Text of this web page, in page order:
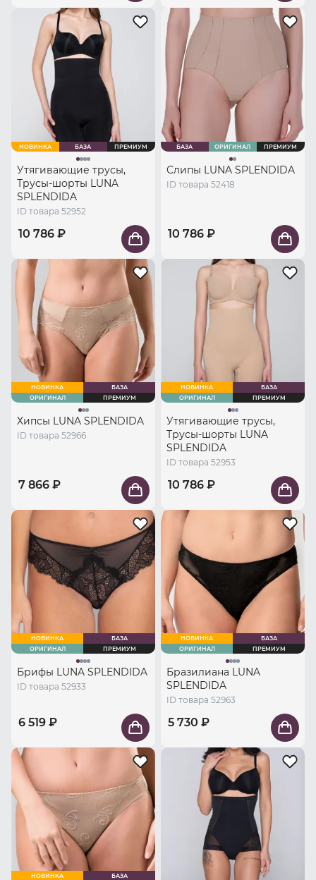
НОВИНКА БАЗА ПРЕМИУМ
Утягивающие трусы,
Трусы-шорты LUNA
SPLENDIDA
ID товара 52952
10 786 ₽
БАЗА ОРИГИНАЛ ПРЕМИУМ
Слипы LUNA SPLENDIDA
ID товара 52418
10 786 ₽
НОВИНКА
БАЗА
ОРИГИНАЛ
ПРЕМИУМ
Хипсы LUNA SPLENDIDA
ID товара 52966
7 866 ₽
НОВИНКА
БАЗА
ОРИГИНАЛ
ПРЕМИУМ
Утягивающие трусы,
Трусы-шорты LUNA
SPLENDIDA
ID товара 52953
10 786 ₽
НОВИНКА
БАЗА
ОРИГИНАЛ
ПРЕМИУМ
Брифы LUNA SPLENDIDA
ID товара 52933
6 519 ₽
НОВИНКА
БАЗА
ОРИГИНАЛ
ПРЕМИУМ
Бразилиана LUNA
SPLENDIDA
ID товара 52963
5 730 ₽
НОВИНКА
БАЗА